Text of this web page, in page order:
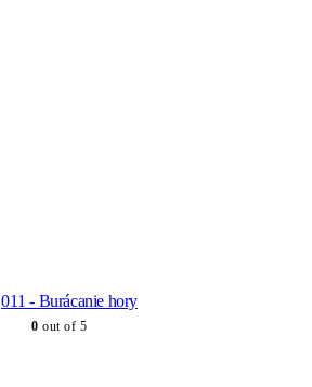
011 - Burácanie hory
0 out of 5